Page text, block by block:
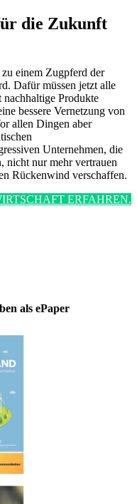
die Zukunft
einem Zugpferd der
Dafür müssen jetzt alle
Produkte
bessere Vernetzung von
allen Dingen aber
Unternehmen, die
nicht nur mehr vertrauen
Rückenwind verschaffen.
ERFAHREN.
als ePaper